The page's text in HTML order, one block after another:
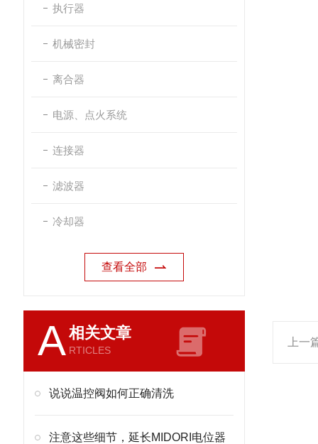
执行器
机械密封
离合器
电源、点火系统
连接器
滤波器
冷却器
查看全部
A相关文章
RTICLES
说说温控阀如何正确清洗
注意这些细节，延长MIDORI电位器
上一